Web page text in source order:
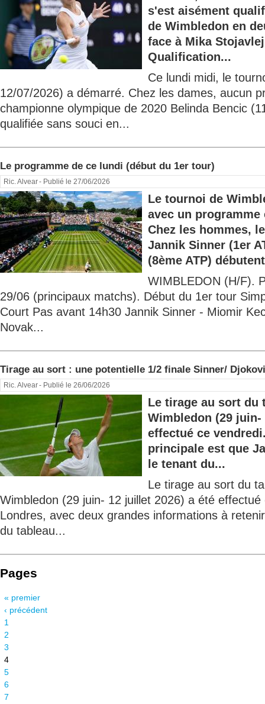
s'est aisément
de Wimbledon en
face à Mika
Qualification...
Ce lundi midi, le
12/07/2026) a démarré. Chez les dames, aucun
championne olympique de 2020 Belinda Bencic
qualifiée sans souci en...
Le programme de ce lundi (début du 1er tour)
Ric. Alvear- Publié le 27/06/2026
Le tournoi de
avec un
Chez les hommes,
Jannik Sinner (1er
(8ème ATP)
WIMBLEDON (H/F).
29/06 (principaux matchs). Début du 1er tour
Court Pas avant 14h30 Jannik Sinner - Miomir
Novak...
Tirage au sort : une potentielle 1/2 finale Sinner/
Ric. Alvear- Publié le 26/06/2026
Le tirage au sort du
Wimbledon (29
effectué ce
principale est que
le tenant du...
Le tirage au sort du
Wimbledon (29 juin- 12 juillet 2026) a été
Londres, avec deux grandes informations à
du tableau...
Pages
« premier
‹ précédent
1
2
3
4
5
6
7